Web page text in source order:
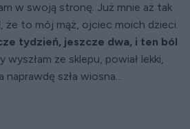
w swoją stronę. Już mnie aż tak
że to mój mąż, ojciec moich dzieci.
tydzień, jeszcze dwa, i ten ból
wyszłam ze sklepu, powiał lekki,
szła wiosna...